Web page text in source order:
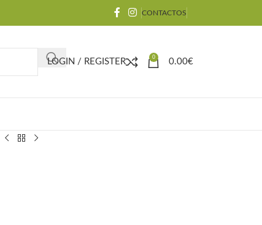
CONTACTOS
LOGIN / REGISTER
0
0.00€